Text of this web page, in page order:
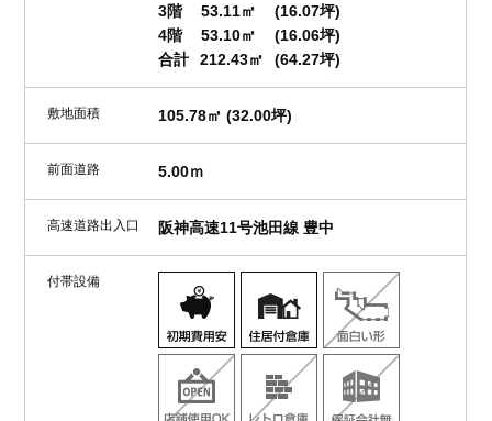
3階
53.11㎡
(16.07坪)
4階
53.10㎡
(16.06坪)
合計
212.43㎡ (64.27坪)
敷地面積 105.78㎡ (32.00坪)
前面道路 5.00ｍ
高速道路出入口 阪神高速11号池田線 豊中
付帯設備